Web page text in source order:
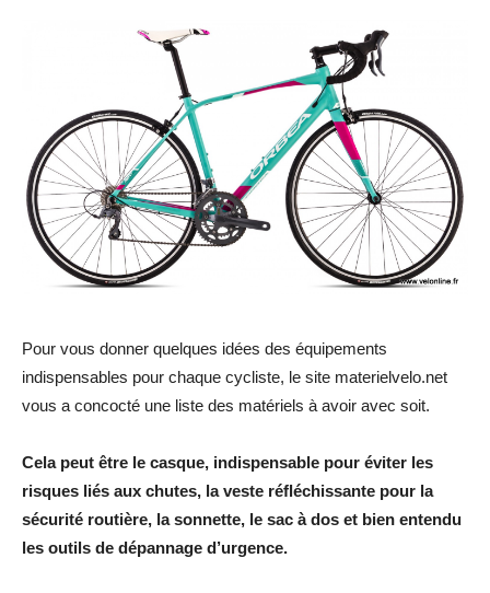
Pour vous donner quelques idées des équipements
indispensables pour chaque cycliste, le site materielvelo.net
vous a concocté une liste des matériels à avoir avec soit.
Cela peut être le casque, indispensable pour éviter les
risques liés aux chutes, la veste réfléchissante pour la
sécurité routière, la sonnette, le sac à dos et bien entendu
les outils de dépannage d’urgence.